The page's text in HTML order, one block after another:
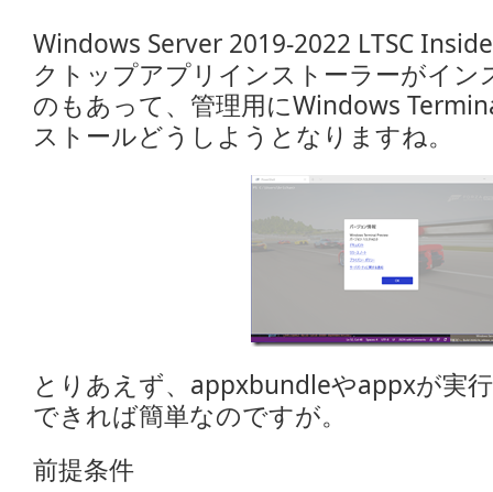
Windows Server 2019-2022 LTSC
クトップアプリインストーラーがイ
のもあって、管理用にWindows
ストールどうしようとなりますね。
とりあえず、appxbundleやappxが実
できれば簡単なのですが。
前提条件